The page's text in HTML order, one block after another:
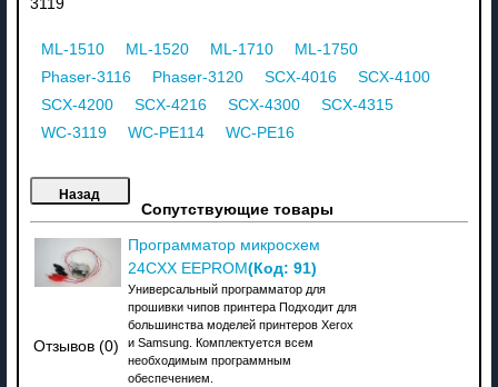
3119
ML-1510 ML-1520 ML-1710
ML-1750
Phaser-3116
Phaser-3120 SCX-4016
SCX-4100
SCX-4200
SCX-4216 SCX-4300
SCX-4315
WC-3119
WC-PE114 WC-PE16
Сопутствующие товары
Отзывов (0)
Программатор микросхем
24CXX EEPROM(Код: 91)
Универсальный программатор для
прошивки чипов принтера Подходит для
большинства моделей принтеров Xerox
и Samsung. Комплектуется всем
необходимым программным
обеспечением.